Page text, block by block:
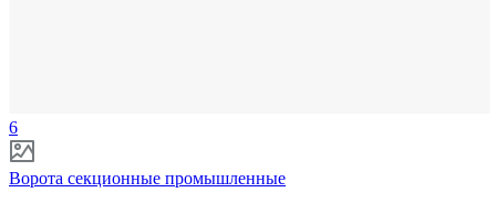
6
Ворота секционные промышленные